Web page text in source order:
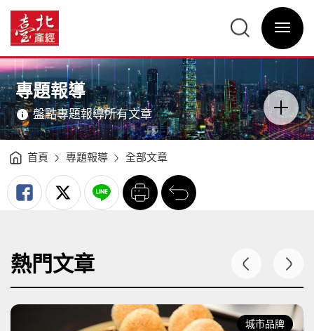
經
資
訊
臺
經
訊
網
網
站
主
單
選
單
關
主
意
境
專題報導
盤點專題報導所有文章
分
類
開
關
首頁 專題報導 全部文章
列
印
回
前
一
頁
熱門文章
城市品牌